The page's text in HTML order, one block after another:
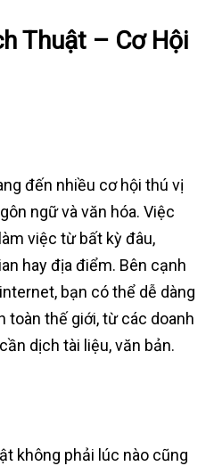
Thuật – Cơ Hội
đến nhiều cơ hội thú vị
ngữ và văn hóa. Việc
việc từ bất kỳ đâu,
hay địa điểm. Bên cạnh
bạn có thể dễ dàng
toàn thế giới, từ các doanh
dịch tài liệu, văn bản.
không phải lúc nào cũng